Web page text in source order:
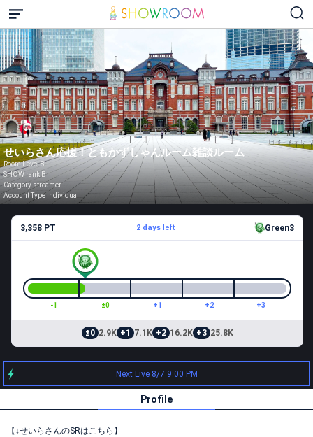
せいらさん応援！ともかずしゃんルーム雑談ルーム
Room Level 8
SHOW rank B
Category streamer
Account Type Individual
3,358 PT 2 daysleft Green3
-1 ±0 +1 +2 +3
±0 2.9K +1 7.1K +2 16.2K +3 25.8K
Next Live 8/7 9:00 PM
Profile
【↓せいらさんのSRはこちら】